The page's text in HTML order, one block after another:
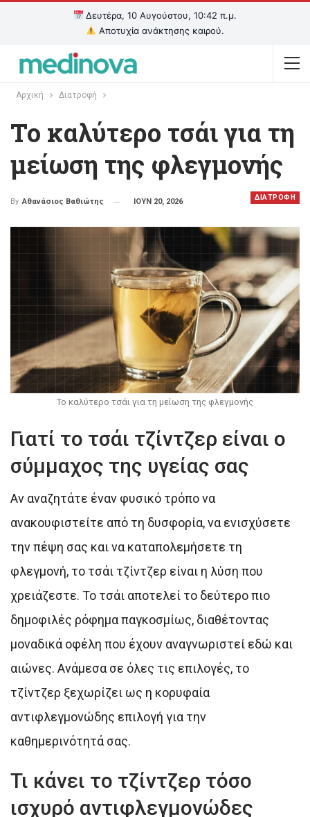
Δευτέρα, 10 Αυγούστου, 10:42 π.μ.
Αποτυχία ανάκτησης καιρού.
Αρχική Διατροφή
Το καλύτερο τσάι για τη
μείωση της φλεγμονής
ΔΙΑΤΡΟΦΗ
By Αθανάσιος Βαθιώτης ΙΟΥΝ 20, 2026
Το καλύτερο τσάι για τη μείωση της φλεγμονής
Γιατί το τσάι τζίντζερ είναι ο
σύμμαχος της υγείας σας
Αν αναζητάτε έναν φυσικό τρόπο να
ανακουφιστείτε από τη δυσφορία, να ενισχύσετε
την πέψη σας και να καταπολεμήσετε τη
φλεγμονή, το τσάι τζίντζερ είναι η λύση που
χρειάζεστε. Το τσάι αποτελεί το δεύτερο πιο
δημοφιλές ρόφημα παγκοσμίως, διαθέτοντας
μοναδικά οφέλη που έχουν αναγνωριστεί εδώ και
αιώνες. Ανάμεσα σε όλες τις επιλογές, το
τζίντζερ ξεχωρίζει ως η κορυφαία
αντιφλεγμονώδης επιλογή για την
καθημερινότητά σας.
Τι κάνει το τζίντζερ τόσο
ισχυρό αντιφλεγμονώδες